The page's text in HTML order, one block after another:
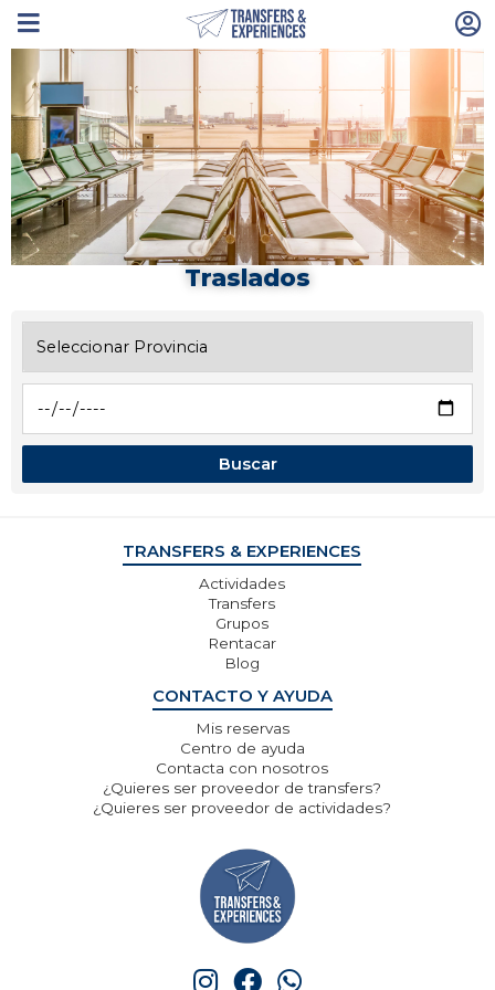
Traslados
TRANSFERS & EXPERIENCES
Actividades
Transfers
Grupos
Rentacar
Blog
CONTACTO Y AYUDA
Mis reservas
Centro de ayuda
Contacta con nosotros
¿Quieres ser proveedor de transfers?
¿Quieres ser proveedor de actividades?